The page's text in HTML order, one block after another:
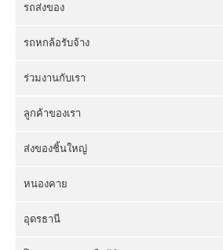
รถส่งของ
รถหกล้อรับจ้าง
ร่วมงานกับเรา
ลูกค้าของเรา
ส่งของชิ้นใหญ่
หนองคาย
อุดรธานี